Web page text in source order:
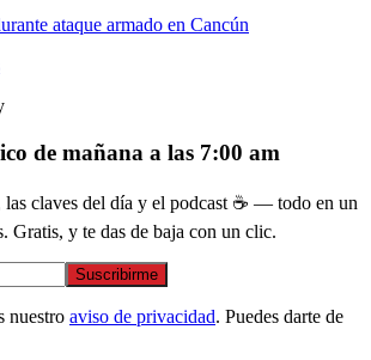
ataque armado en Cancún
de mañana a las 7:00 am
las claves del día y el podcast ☕ — todo en un
Gratis, y te das de baja con un clic.
Suscribirme
nuestro aviso de privacidad. Puedes darte de